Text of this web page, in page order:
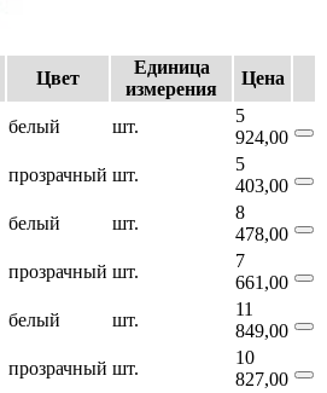
Цвет
Единица
измерения
Цена
белый шт.
5
924,00
прозрачный шт.
5
403,00
белый шт.
8
478,00
прозрачный шт.
7
661,00
белый шт.
11
849,00
прозрачный шт.
10
827,00